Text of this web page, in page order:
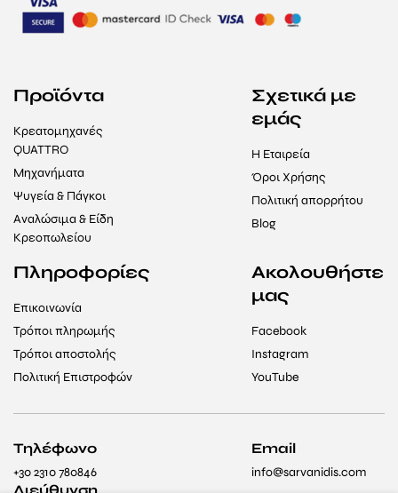
Προϊόντα
Κρεατομηχανές
QUATTRO
Μηχανήματα
Ψυγεία & Πάγκοι
Αναλώσιμα & Είδη
Κρεοπωλείου
Σχετικά με
εμάς
Η Εταιρεία
Όροι Χρήσης
Πολιτική απορρήτου
Blog
Πληροφορίες
Επικοινωνία
Τρόποι πληρωμής
Τρόποι αποστολής
Πολιτική Επιστροφών
Ακολουθήστε
μας
Facebook
Instagram
YouTube
Τηλέφωνο
+30 2310 780846
Email
info@sarvanidis.com